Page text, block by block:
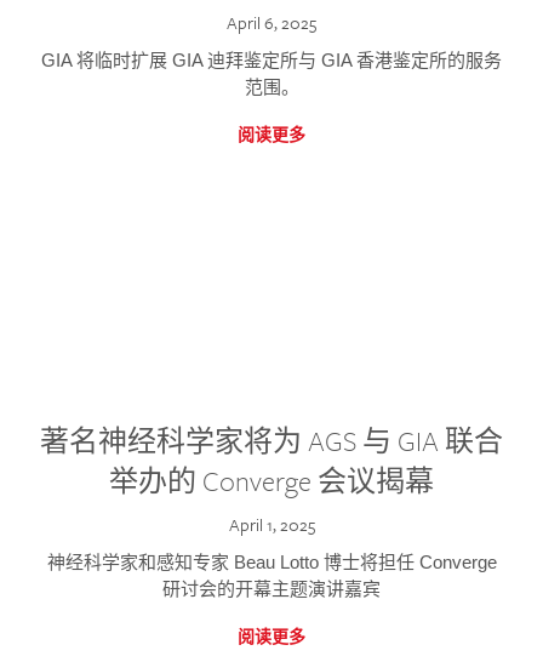
April 6, 2025
GIA 将临时扩展 GIA 迪拜鉴定所与 GIA 香港鉴定所的服务
范围。
阅读更多
著名神经科学家将为 AGS 与 GIA 联合
举办的 Converge 会议揭幕
April 1, 2025
神经科学家和感知专家 Beau Lotto 博士将担任 Converge
研讨会的开幕主题演讲嘉宾
阅读更多